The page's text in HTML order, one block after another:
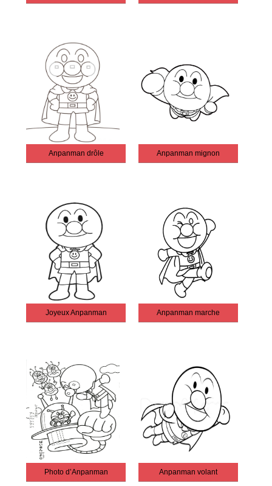
Anpanman drôle Anpanman mignon
Joyeux Anpanman Anpanman marche
Photo d’Anpanman Anpanman volant